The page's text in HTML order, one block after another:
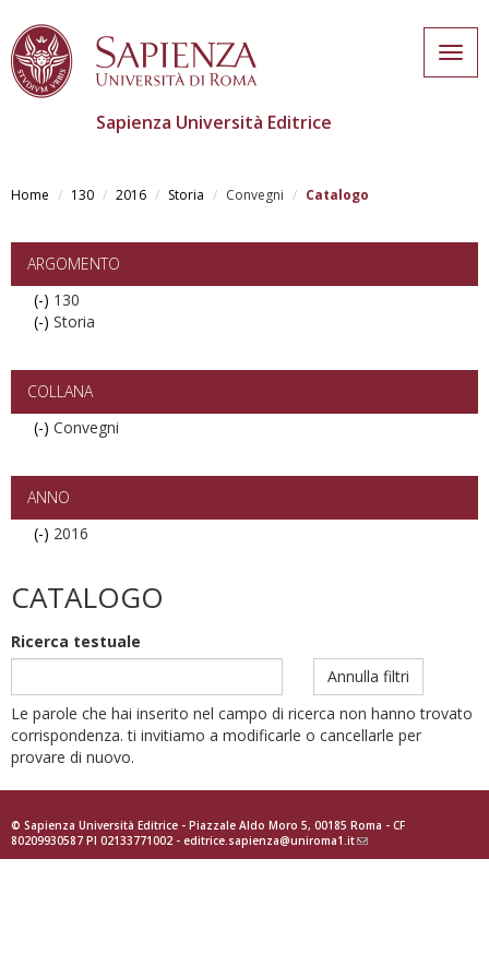
main
Sapienza Università Editrice
Home 130 2016 Storia Convegni Catalogo
ARGOMENTO
(-) Remove
130
130
(-) Remove
filter
Storia
COLLANA
(-) Remove
filter
Convegni
ANNO
(-) Remove
2016
CATALOGO
Ricerca testuale
Annulla filtri
Le parole che hai inserito nel campo di ricerca non hanno trovato
corrispondenza. ti invitiamo a modificarle o cancellarle per
provare di nuovo.
© Sapienza Università Editrice - Piazzale Aldo Moro 5, 00185 Roma - CF
80209930587 PI 02133771002 - editrice.sapienza@uniroma1.it(link
sends